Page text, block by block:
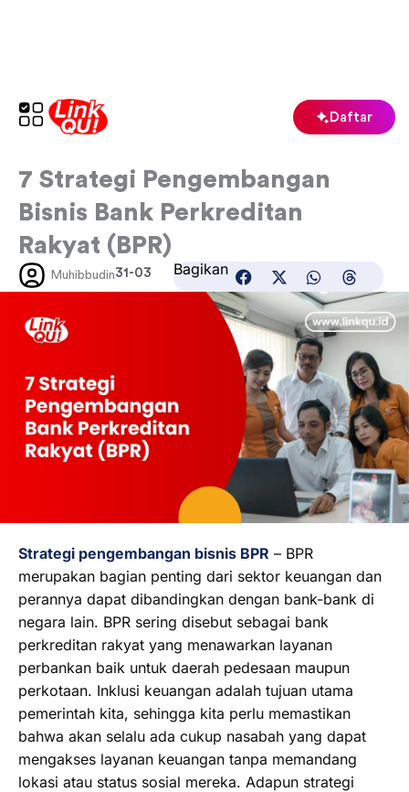
Daftar
7 Strategi Pengembangan
Bisnis Bank Perkreditan
Rakyat (BPR)
Muhibbudin31-03 Bagikan
Strategi pengembangan bisnis BPR – BPR
merupakan bagian penting dari sektor keuangan dan
perannya dapat dibandingkan dengan bank-bank di
negara lain. BPR sering disebut sebagai bank
perkreditan rakyat yang menawarkan layanan
perbankan baik untuk daerah pedesaan maupun
perkotaan. Inklusi keuangan adalah tujuan utama
pemerintah kita, sehingga kita perlu memastikan
bahwa akan selalu ada cukup nasabah yang dapat
mengakses layanan keuangan tanpa memandang
lokasi atau status sosial mereka. Adapun strategi